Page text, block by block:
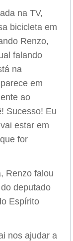
na TV,
bicicleta em
Renzo,
falando
na
em
ao
Sucesso! Eu
estar em
for
Renzo falou
deputado
Espírito
nos ajudar a